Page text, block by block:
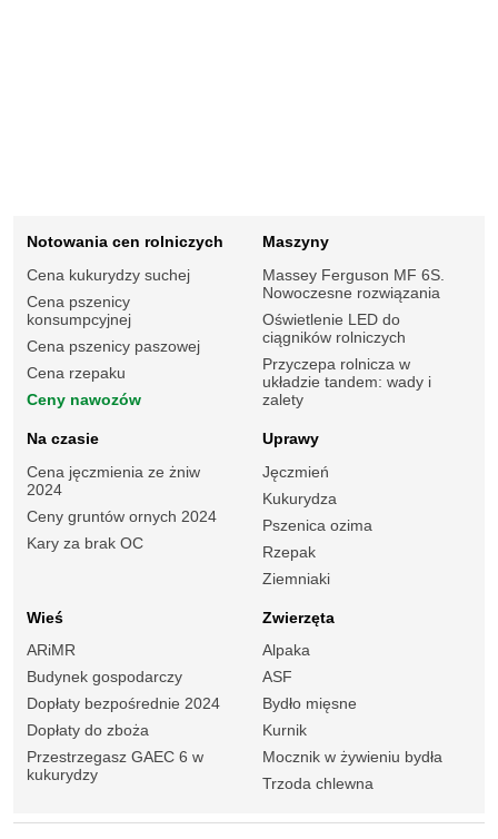
Notowania cen rolniczych
Cena kukurydzy suchej
Cena pszenicy
konsumpcyjnej
Cena pszenicy paszowej
Cena rzepaku
Ceny nawozów
Maszyny
Massey Ferguson MF 6S.
Nowoczesne rozwiązania
Oświetlenie LED do
ciągników rolniczych
Przyczepa rolnicza w
układzie tandem: wady i
zalety
Na czasie
Cena jęczmienia ze żniw
2024
Ceny gruntów ornych 2024
Kary za brak OC
Uprawy
Jęczmień
Kukurydza
Pszenica ozima
Rzepak
Ziemniaki
Wieś
ARiMR
Budynek gospodarczy
Dopłaty bezpośrednie 2024
Dopłaty do zboża
Przestrzegasz GAEC 6 w
kukurydzy
Zwierzęta
Alpaka
ASF
Bydło mięsne
Kurnik
Mocznik w żywieniu bydła
Trzoda chlewna